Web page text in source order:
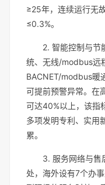
≥25年，连续运行无
≤0.3%。
2. 智能控制与节
统、无线/modbus远
BACNET/modbus暖
可提前预警异常。在
可达40%以上，该指
多项发明专利、实用
累。
3. 服务网络与售
处，海外设有7个办